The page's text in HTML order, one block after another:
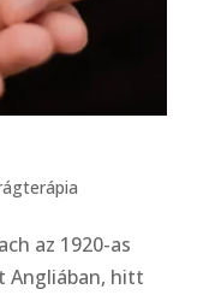
az 1920-as
Angliában, hitt